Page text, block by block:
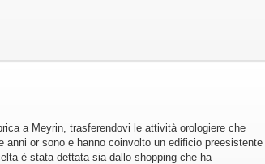
a Meyrin, trasferendovi le attività orologiere che
or sono e hanno coinvolto un edificio preesistente
è stata dettata sia dallo shopping che ha